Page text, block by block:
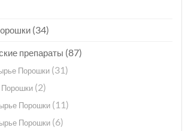
(34)
препараты (87)
Порошки (31)
Порошки (2)
Порошки (11)
Порошки (6)